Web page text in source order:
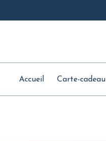
Accueil Carte-cadeau